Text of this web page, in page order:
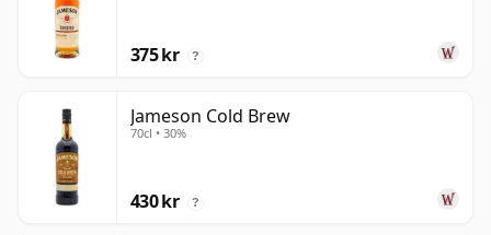
375 kr ?
Jameson Cold Brew
70cl • 30%
430 kr ?